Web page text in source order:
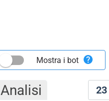
23
Mostra i bot
Analisi